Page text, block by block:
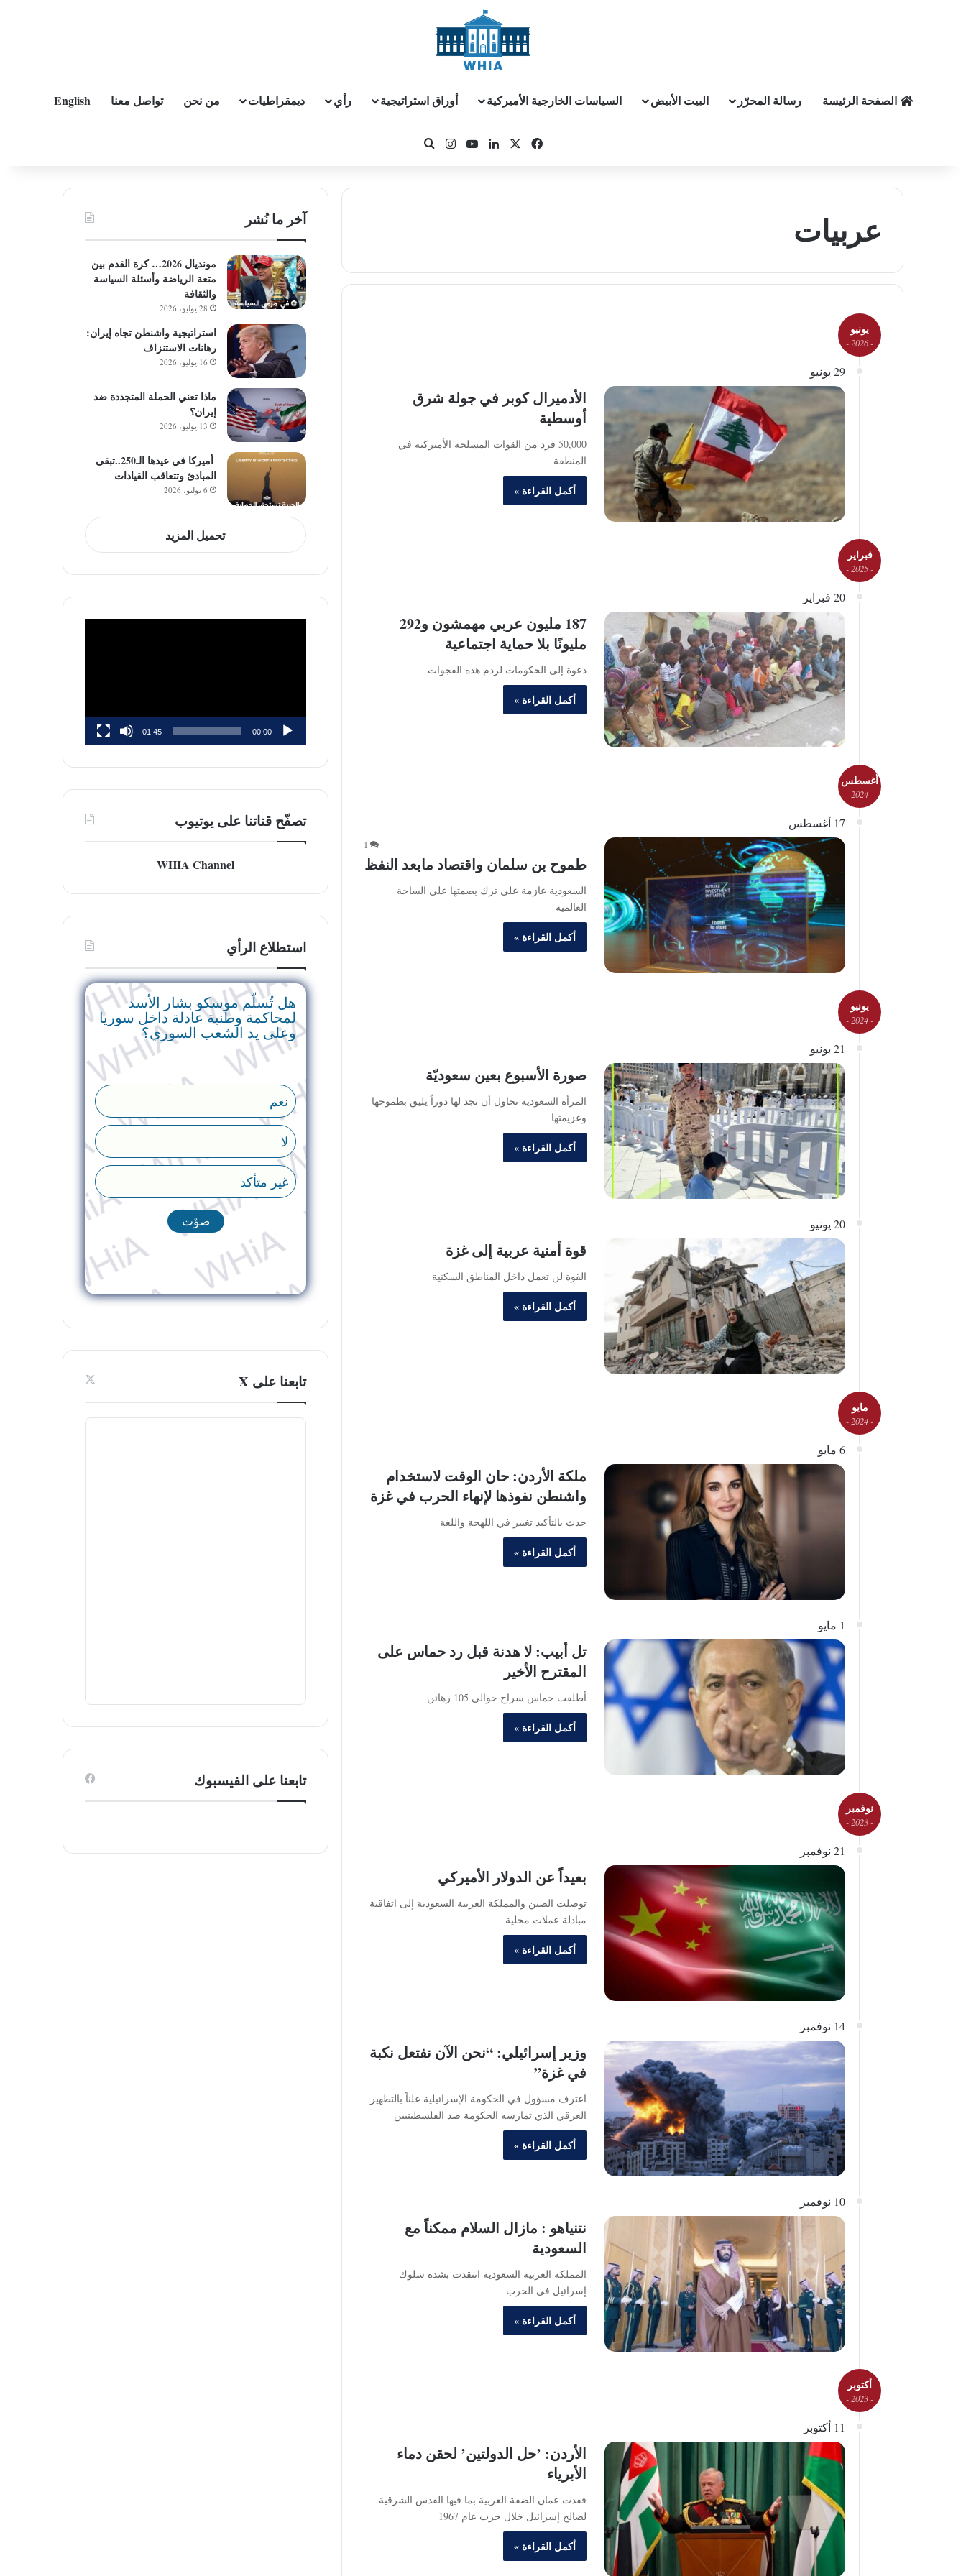
الصفحة الرئيسة رسالة المحرّر البيت الأبيض السياسات الخارجية الأميركية أوراق استراتيجية رأي ديمقراطيات من نحن تواصل معنا English
فيسبوك لينكدإن‫YouTube
انستقرامبحث عن
عربيات
يونيو
- 2026 -
29 يونيو
الأدميرال كوبر في جولة شرق
أوسطية
50,000 فرد من القوات المسلحة الأميركية في
المنطقة
أكمل القراءة »
فبراير
- 2025 -
20 فبراير
187 مليون عربي مهمشون و292
مليونًا بلا حماية اجتماعية
دعوة إلى الحكومات لردم هذه الفجوات
أكمل القراءة »
أغسطس
- 2024 -
17 أغسطس
1
طموح بن سلمان واقتصاد مابعد النفظ
السعودية عازمة على ترك بصمتها على الساحة
العالمية
أكمل القراءة »
يونيو
- 2024 -
21 يونيو
صورة الأسبوع بعين سعوديّة
المرأة السعودية تحاول أن تجد لها دوراً يليق بطموحها
وعزيمتها
أكمل القراءة »
20 يونيو
قوة أمنية عربية إلى غزة
القوة لن تعمل داخل المناطق السكنية
أكمل القراءة »
مايو
- 2024 -
6 مايو
ملكة الأردن: حان الوقت لاستخدام
واشنطن نفوذها لإنهاء الحرب في غزة
حدث بالتأكيد تغيير في اللهجة واللغة
أكمل القراءة »
1 مايو
تل أبيب: لا هدنة قبل رد حماس على
المقترح الأخير
أطلقت حماس سراح حوالي 105 رهائن
أكمل القراءة »
نوفمبر
- 2023 -
21 نوفمبر
بعيداً عن الدولار الأميركي
توصلت الصين والمملكة العربية السعودية إلى اتفاقية
مبادلة عملات محلية
أكمل القراءة »
14 نوفمبر
وزير إسرائيلي: “نحن الآن نفتعل نكبة
في غزة”
اعترف مسؤول في الحكومة الإسرائيلية علناً بالتطهير
العرقي الذي تمارسه الحكومة ضد الفلسطينيين
أكمل القراءة »
10 نوفمبر
نتنياهو : مازال السلام ممكناً مع
السعودية
المملكة العربية السعودية انتقدت بشدة سلوك
إسرائيل في الحرب
أكمل القراءة »
أكتوبر
- 2023 -
11 أكتوبر
الأردن: ’حل الدولتين’ لحقن دماء
الأبرياء
فقدت عمان الضفة الغربية بما فيها القدس الشرقية
لصالح إسرائيل خلال حرب عام 1967
أكمل القراءة »
آخر ما نُشر
مونديال 2026… كرة القدم بين
متعة الرياضة وأسئلة السياسة
والثقافة
28 يوليو، 2026
استراتيجية واشنطن تجاه إيران:
رهانات الاستنزاف
16 يوليو، 2026
ماذا تعني الحملة المتجددة ضد
إيران؟
13 يوليو، 2026
أميركا في عيدها الـ250..تبقى
المبادئ وتتعاقب القيادات
6 يوليو، 2026
تحميل المزيد
00:00
01:45
تصفّح قناتنا على يوتيوب
WHIA Channel
استطلاع الرأي
هل تُسلّم موسكو بشار الأسد
لمحاكمة وطنية عادلة داخل سوريا
وعلى يد الشعب السوري؟
نعم
لا
غير متأكد
تابعنا على X
تابعنا على الفيسبوك